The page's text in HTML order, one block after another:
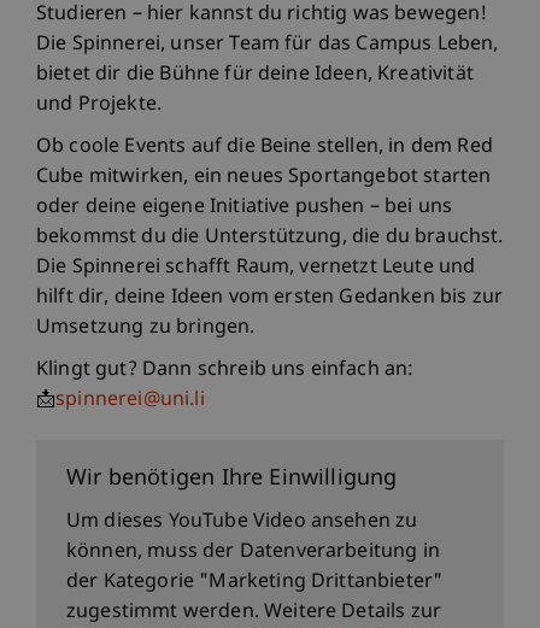
Studieren – hier kannst du richtig was bewegen!
Die Spinnerei, unser Team für das Campus Leben,
bietet dir die Bühne für deine Ideen, Kreativität
und Projekte.
Ob coole Events auf die Beine stellen, in dem Red
Cube mitwirken, ein neues Sportangebot starten
oder deine eigene Initiative pushen – bei uns
bekommst du die Unterstützung, die du brauchst.
Die Spinnerei schafft Raum, vernetzt Leute und
hilft dir, deine Ideen vom ersten Gedanken bis zur
Umsetzung zu bringen.
Klingt gut? Dann schreib uns einfach an:
📩spinnerei@uni.li
Wir benötigen Ihre Einwilligung
Um dieses YouTube Video ansehen zu
können, muss der Datenverarbeitung in
der Kategorie "Marketing Drittanbieter"
zugestimmt werden. Weitere Details zur